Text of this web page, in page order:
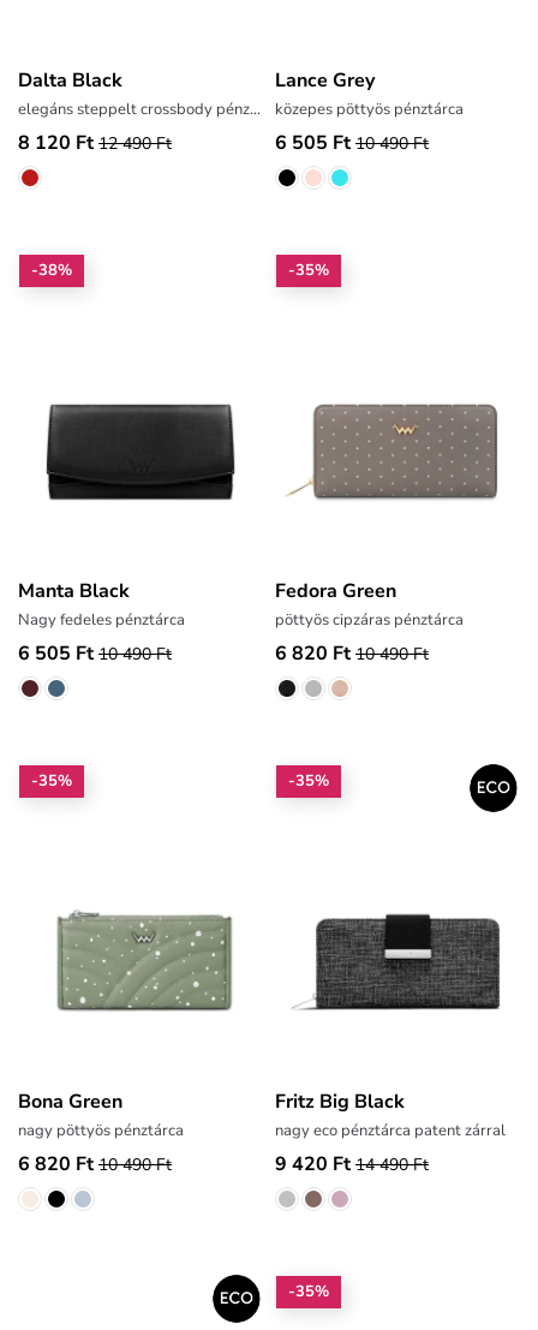
Dalta Black
elegáns steppelt crossbody pénztárca
8 120 Ft 12 490 Ft
Lance Grey
közepes pöttyös pénztárca
6 505 Ft 10 490 Ft
-38%
Manta Black
Nagy fedeles pénztárca
6 505 Ft 10 490 Ft
-35%
Fedora Green
pöttyös cipzáras pénztárca
6 820 Ft 10 490 Ft
-35%
Bona Green
nagy pöttyös pénztárca
6 820 Ft 10 490 Ft
-35%
Fritz Big Black
nagy eco pénztárca patent zárral
9 420 Ft 14 490 Ft
-35%